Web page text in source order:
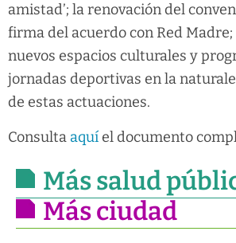
amistad’; la renovación del
firma del acuerdo con Red
nuevos espacios culturales y
jornadas deportivas en la
de estas actuaciones.
Consulta aquí el documento
Más salud
Más ciudad